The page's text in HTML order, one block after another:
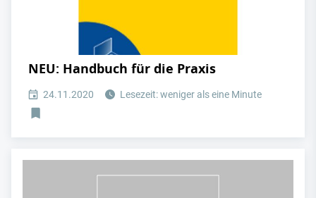
NEU: Handbuch für die Praxis
24.11.2020 Lesezeit: weniger als eine Minute